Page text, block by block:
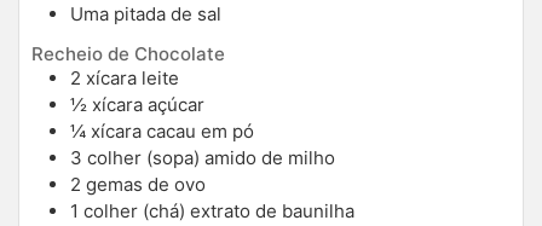
Uma pitada de sal
Recheio de Chocolate
2 xícara leite
½ xícara açúcar
¼ xícara cacau em pó
3 colher (sopa) amido de milho
2 gemas de ovo
1 colher (chá) extrato de baunilha